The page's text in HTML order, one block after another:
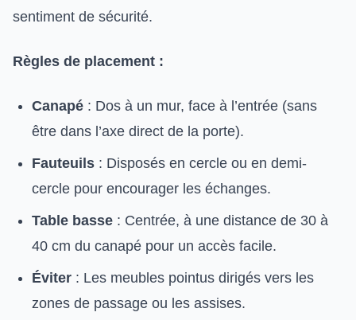
sentiment de sécurité.
Règles de placement :
Canapé : Dos à un mur, face à l’entrée (sans
être dans l’axe direct de la porte).
Fauteuils : Disposés en cercle ou en demi-
cercle pour encourager les échanges.
Table basse : Centrée, à une distance de 30 à
40 cm du canapé pour un accès facile.
Éviter : Les meubles pointus dirigés vers les
zones de passage ou les assises.